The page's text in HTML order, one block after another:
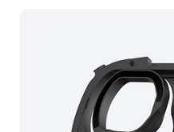
All-in-one VR
Support